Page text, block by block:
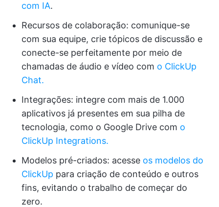
com IA.
Recursos de colaboração: comunique-se
com sua equipe, crie tópicos de discussão e
conecte-se perfeitamente por meio de
chamadas de áudio e vídeo com o ClickUp
Chat.
Integrações: integre com mais de 1.000
aplicativos já presentes em sua pilha de
tecnologia, como o Google Drive com o
ClickUp Integrations.
Modelos pré-criados: acesse os modelos do
ClickUp para criação de conteúdo e outros
fins, evitando o trabalho de começar do
zero.